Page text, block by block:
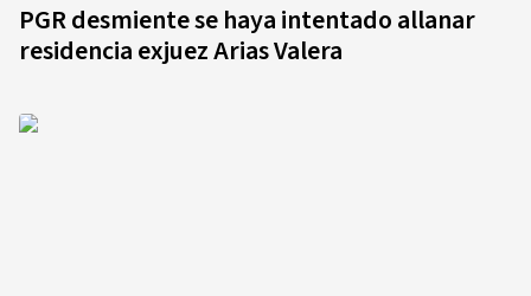
PGR desmiente se haya intentado allanar
residencia exjuez Arias Valera